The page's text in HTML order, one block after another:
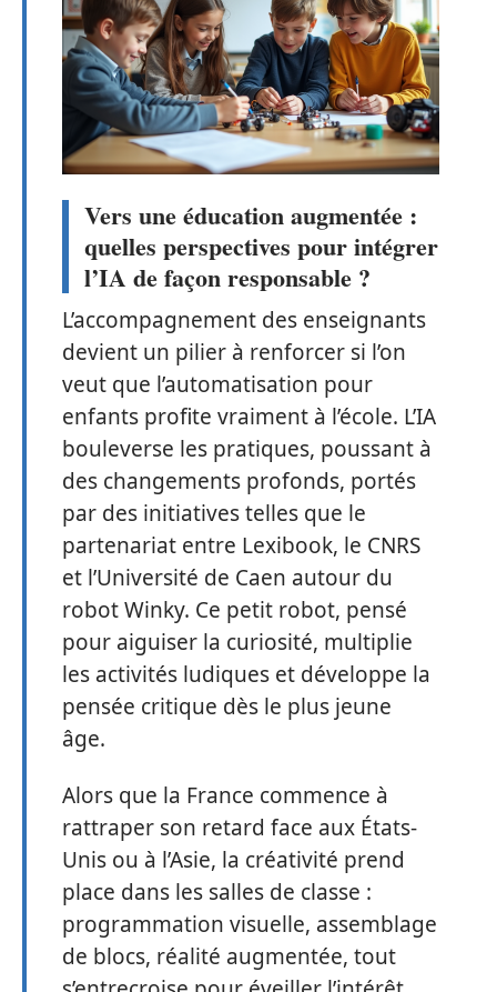
Vers une éducation augmentée :
quelles perspectives pour intégrer
l’IA de façon responsable ?
L’accompagnement des enseignants
devient un pilier à renforcer si l’on
veut que l’automatisation pour
enfants profite vraiment à l’école. L’IA
bouleverse les pratiques, poussant à
des changements profonds, portés
par des initiatives telles que le
partenariat entre Lexibook, le CNRS
et l’Université de Caen autour du
robot Winky. Ce petit robot, pensé
pour aiguiser la curiosité, multiplie
les activités ludiques et développe la
pensée critique dès le plus jeune
âge.
Alors que la France commence à
rattraper son retard face aux États-
Unis ou à l’Asie, la créativité prend
place dans les salles de classe :
programmation visuelle, assemblage
de blocs, réalité augmentée, tout